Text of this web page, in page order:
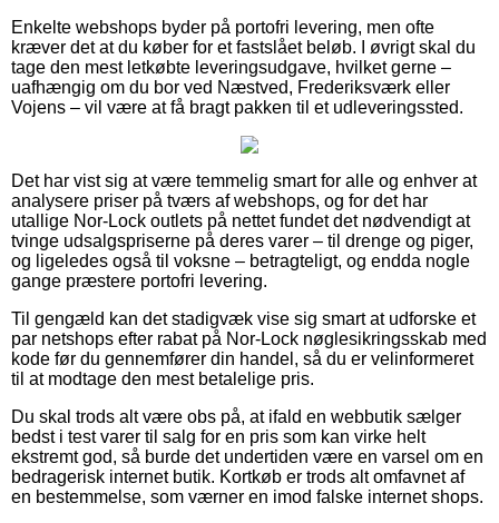
Enkelte webshops byder på portofri levering, men ofte
kræver det at du køber for et fastslået beløb. I øvrigt skal du
tage den mest letkøbte leveringsudgave, hvilket gerne –
uafhængig om du bor ved Næstved, Frederiksværk eller
Vojens – vil være at få bragt pakken til et udleveringssted.
Det har vist sig at være temmelig smart for alle og enhver at
analysere priser på tværs af webshops, og for det har
utallige Nor-Lock outlets på nettet fundet det nødvendigt at
tvinge udsalgspriserne på deres varer – til drenge og piger,
og ligeledes også til voksne – betragteligt, og endda nogle
gange præstere portofri levering.
Til gengæld kan det stadigvæk vise sig smart at udforske et
par netshops efter rabat på Nor-Lock nøglesikringsskab med
kode før du gennemfører din handel, så du er velinformeret
til at modtage den mest betalelige pris.
Du skal trods alt være obs på, at ifald en webbutik sælger
bedst i test varer til salg for en pris som kan virke helt
ekstremt god, så burde det undertiden være en varsel om en
bedragerisk internet butik. Kortkøb er trods alt omfavnet af
en bestemmelse, som værner en imod falske internet shops.